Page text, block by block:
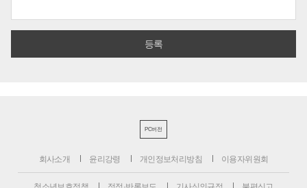
PC버전
회사소개 윤리강령 개인정보처리방침 이용자위원회